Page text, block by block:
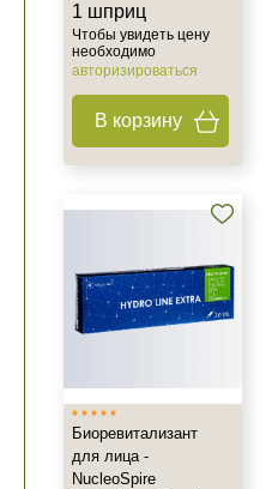
1 шприц
Чтобы увидеть цену
необходимо
авторизироваться
В корзину
Биоревитализант
для лица -
NucleoSpire